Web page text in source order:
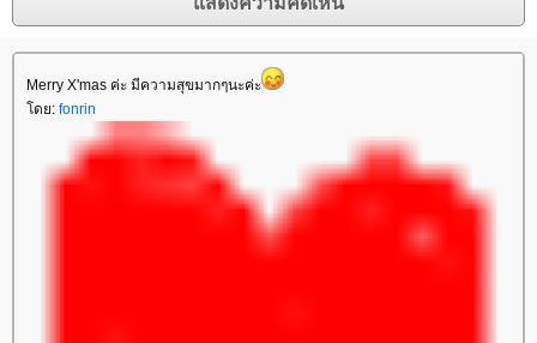
Merry X'mas ค่ะ มีความสุขมากๆนะค่ะ
ดย: fonrin